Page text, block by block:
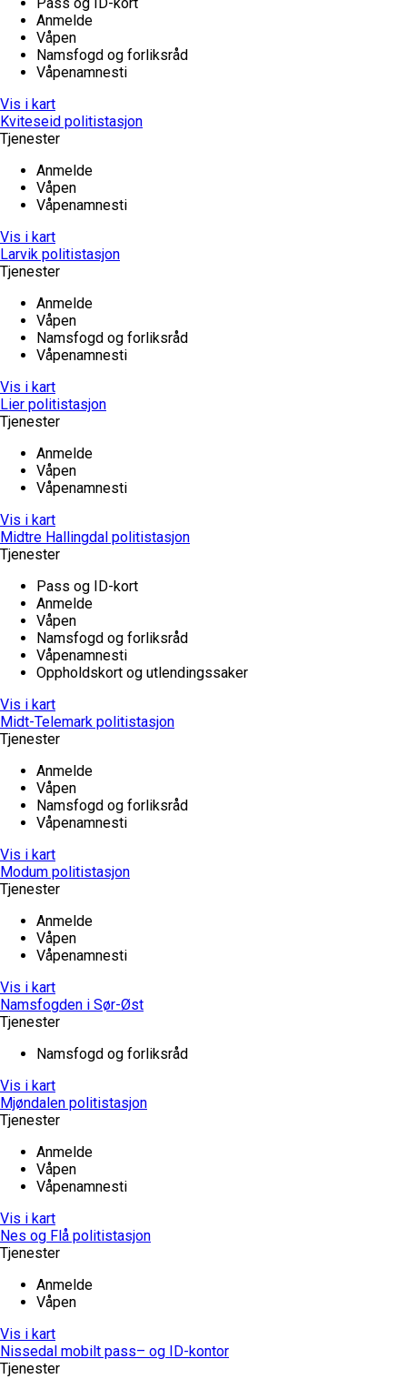
Anmelde
Våpen
Namsfogd og forliksråd
Våpenamnesti
Vis i kart
Kviteseid politistasjon
Tjenester
Anmelde
Våpen
Våpenamnesti
Vis i kart
Larvik politistasjon
Tjenester
Anmelde
Våpen
Namsfogd og forliksråd
Våpenamnesti
Vis i kart
Lier politistasjon
Tjenester
Anmelde
Våpen
Våpenamnesti
Vis i kart
Midtre Hallingdal politistasjon
Tjenester
Pass og ID-kort
Anmelde
Våpen
Namsfogd og forliksråd
Våpenamnesti
Oppholdskort og utlendingssaker
Vis i kart
Midt-Telemark politistasjon
Tjenester
Anmelde
Våpen
Namsfogd og forliksråd
Våpenamnesti
Vis i kart
Modum politistasjon
Tjenester
Anmelde
Våpen
Våpenamnesti
Vis i kart
Namsfogden i Sør-Øst
Tjenester
Namsfogd og forliksråd
Vis i kart
Mjøndalen politistasjon
Tjenester
Anmelde
Våpen
Våpenamnesti
Vis i kart
Nes og Flå politistasjon
Tjenester
Anmelde
Våpen
Vis i kart
Nissedal mobilt pass– og ID-kontor
Tjenester